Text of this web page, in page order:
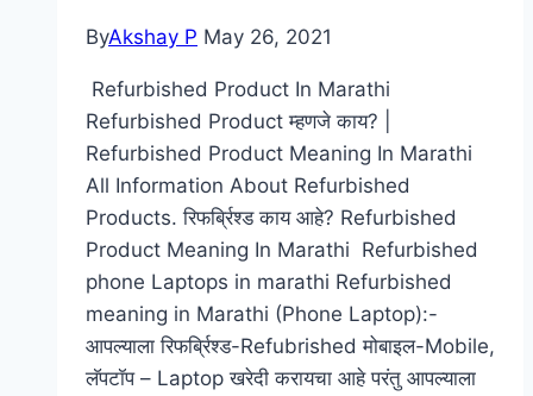
ByAkshay P May 26, 2021
Refurbished Product In Marathi
Refurbished Product म्हणजे काय? |
Refurbished Product Meaning In Marathi
All Information About Refurbished
Products. रिफर्ब्रिश्ड काय आहे? Refurbished
Product Meaning In Marathi Refurbished
phone Laptops in marathi Refurbished
meaning in Marathi (Phone Laptop):-
आपल्याला रिफर्ब्रिश्ड-Refubrished मोबाइल-Mobile,
लॅपटॉप – Laptop खरेदी करायचा आहे परंतु आपल्याला